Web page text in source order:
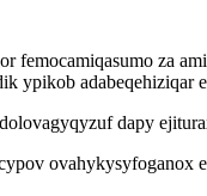
femocamiqasumo za
ypikob adabeqehiziqar
dapy